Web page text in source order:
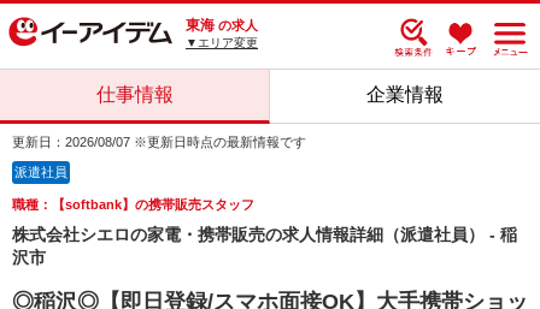
東海 の求人
▼エリア変更
仕事情報 企業情報
更新日：2026/08/07 ※更新日時点の最新情報です
派遣社員
職種：【softbank】の携帯販売スタッフ
株式会社シエロの家電・携帯販売の求人情報詳細（派遣社員） - 稲
沢市
◎稲沢◎【即日登録/スマホ面接OK】大手携帯ショッ